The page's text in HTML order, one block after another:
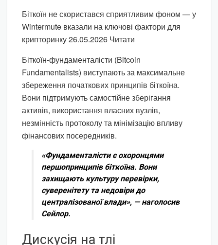
Біткоїн не скористався сприятливим фоном — у
Wintermute вказали на ключові фактори для
крипторинку 26.05.2026 Читати
Біткоїн-фундаменталісти (Bitcoin
Fundamentalists) виступають за максимальне
збереження початкових принципів біткоїна.
Вони підтримують самостійне зберігання
активів, використання власних вузлів,
незмінність протоколу та мінімізацію впливу
фінансових посередників.
«Фундаменталісти є охоронцями
першопринципів біткоїна. Вони
захищають культуру перевірки,
суверенітету та недовіри до
централізованої влади», — наголосив
Сейлор.
Дискусія на тлі